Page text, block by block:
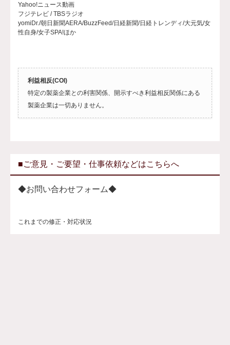
Yahoo!ニュース動画
フジテレビ / TBSラジオ
yomiDr./朝日新聞AERA/BuzzFeed/日経新聞/日経トレンディ/大元気/女
性自身/女子SPA!ほか
利益相反(COI)
特定の製薬企業との利害関係、開示すべき利益相反関係にある
製薬企業は一切ありません。
■ご意見・ご要望・仕事依頼などはこちらへ
◆お問い合わせフォーム◆
これまでの修正・対応状況